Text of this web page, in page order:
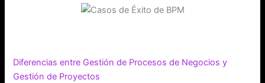
Diferencias entre Gestión de Procesos de Negocios y
Gestión de Proyectos